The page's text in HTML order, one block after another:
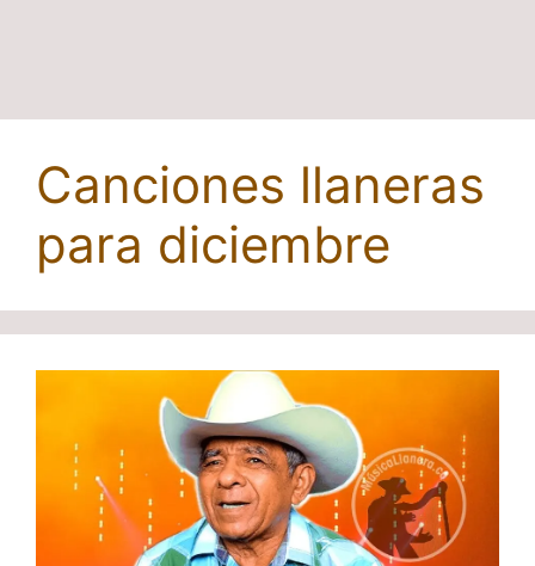
Canciones llaneras
para diciembre